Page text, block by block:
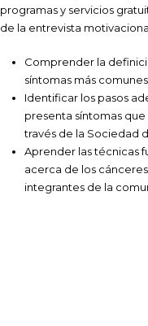
programas y servicios
de la entrevista
Comprender la
síntomas más
Identificar los pasos
presenta síntomas
través de la Sociedad
Aprender las técnicas
acerca de los
integrantes de la